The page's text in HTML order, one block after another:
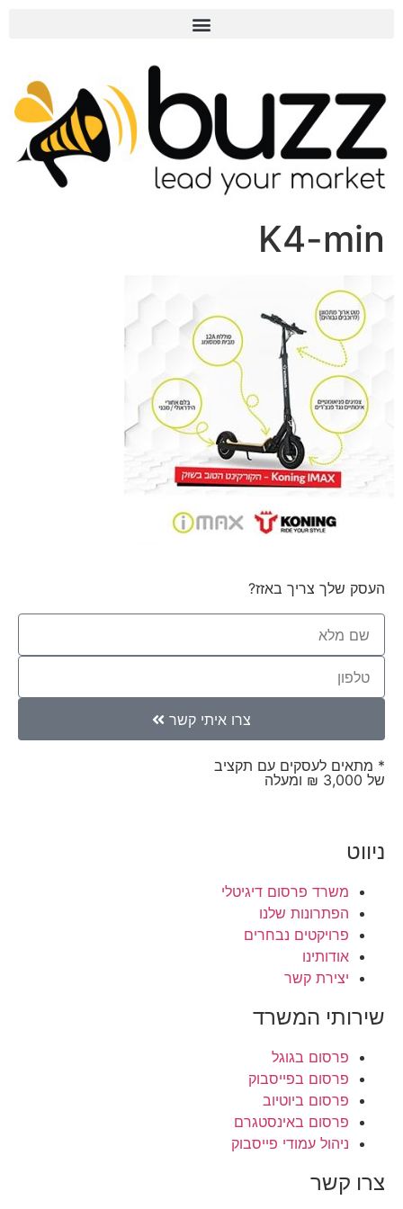
K4-min
העסק שלך צריך באזז?
צרו איתי קשר
* מתאים לעסקים עם תקציב
של 3,000 ₪ ומעלה
ניווט
משרד פרסום דיגיטלי
הפתרונות שלנו
פרויקטים נבחרים
אודותינו
יצירת קשר
שירותי המשרד
פרסום בגוגל
פרסום בפייסבוק
פרסום ביוטיוב
פרסום באינסטגרם
ניהול עמודי פייסבוק
צרו קשר